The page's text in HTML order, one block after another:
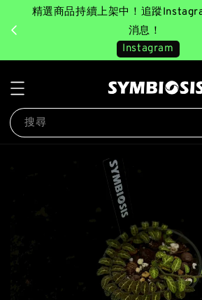
精選商品持續上架中！追蹤
消息！
Instagram
搜尋